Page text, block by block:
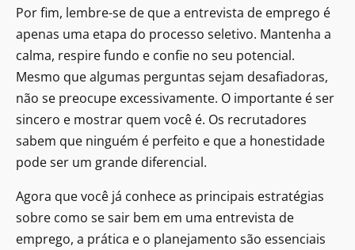
Por fim, lembre-se de que a entrevista de emprego é
apenas uma etapa do processo seletivo. Mantenha a
calma, respire fundo e confie no seu potencial.
Mesmo que algumas perguntas sejam desafiadoras,
não se preocupe excessivamente. O importante é ser
sincero e mostrar quem você é. Os recrutadores
sabem que ninguém é perfeito e que a honestidade
pode ser um grande diferencial.
Agora que você já conhece as principais estratégias
sobre como se sair bem em uma entrevista de
emprego, a prática e o planejamento são essenciais